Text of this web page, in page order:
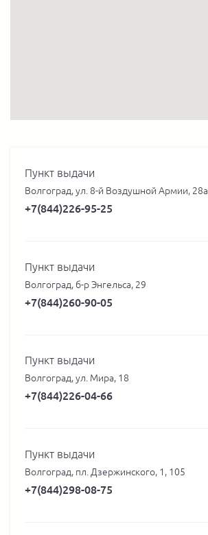
Пункт выдачи
Волгоград, ул. 8-й Воздушной Армии, 28а
+7(844)226-95-25
Пункт выдачи
Волгоград, б-р Энгельса, 29
+7(844)260-90-05
Пункт выдачи
Волгоград, ул. Мира, 18
+7(844)226-04-66
Пункт выдачи
Волгоград, пл. Дзержинского, 1, 105
+7(844)298-08-75